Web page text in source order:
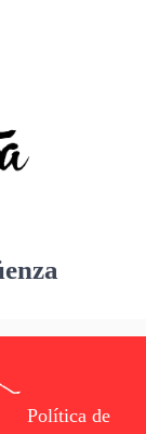
Política de